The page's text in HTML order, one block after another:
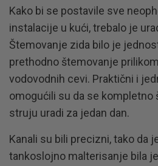
Kako bi se postavile sve
instalacije u kući, trebalo je
Štemovanje zida bilo je
prethodno štemovanje
vodovodnih cevi. Praktični i
omogućili su da se kompletno
struju uradi za jedan dan.
Kanali su bili precizni, tako da
tankoslojno malterisanje bila